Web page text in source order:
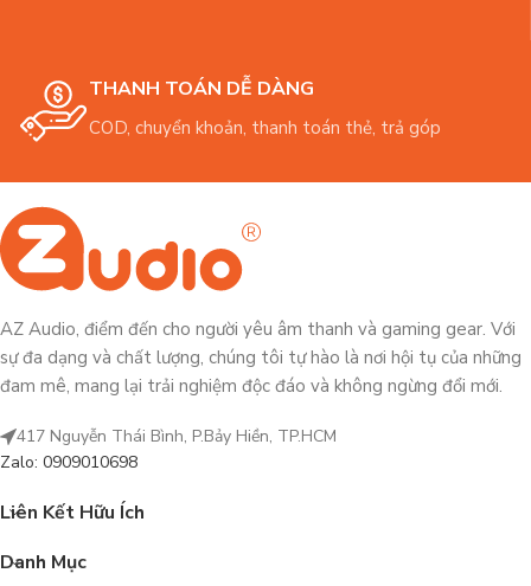
THANH TOÁN DỄ DÀNG
COD, chuyển khoản, thanh toán thẻ, trả góp
AZ Audio, điểm đến cho người yêu âm thanh và gaming gear. Với
sự đa dạng và chất lượng, chúng tôi tự hào là nơi hội tụ của những
đam mê, mang lại trải nghiệm độc đáo và không ngừng đổi mới.
417 Nguyễn Thái Bình, P.Bảy Hiền, TP.HCM
Zalo: 0909010698
Liên Kết Hữu Ích
Danh Mục